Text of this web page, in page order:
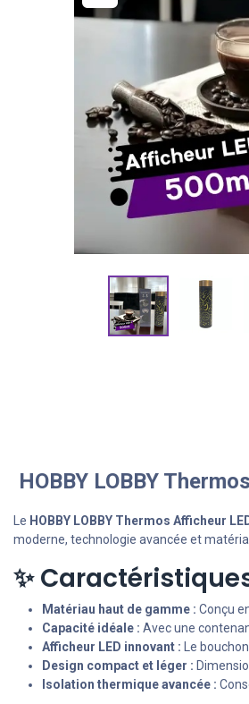
HOBBY LOBBY
Le HOBBY LOBBY Thermos Afficheur
moderne, technologie avancée et
✨
Matériau haut de gamme : Conçu
Capacité idéale : Avec une
Afficheur LED innovant : Le
Design compact et léger :
Isolation thermique avancée :